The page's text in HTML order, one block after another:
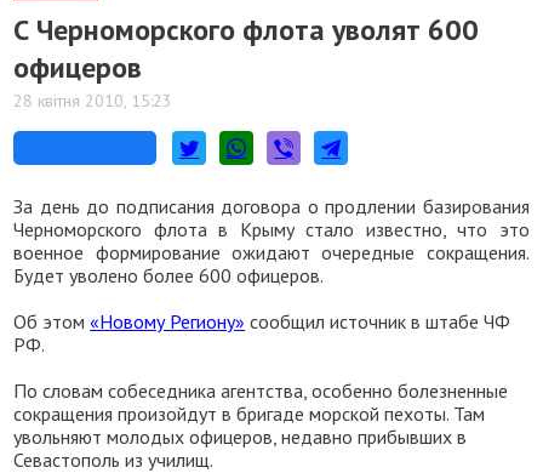
С Черноморского флота уволят 600
офицеров
28 квітня 2010, 15:23
За день до подписания договора о продлении базирования
Черноморского флота в Крыму стало известно, что это
военное формирование ожидают очередные сокращения.
Будет уволено более 600 офицеров.
Об этом«Новому Региону» сообщил источник в штабе ЧФ
РФ.
По словам собеседника агентства, особенно болезненные
сокращения произойдут в бригаде морской пехоты. Там
увольняют молодых офицеров, недавно прибывших в
Севастополь из училищ.